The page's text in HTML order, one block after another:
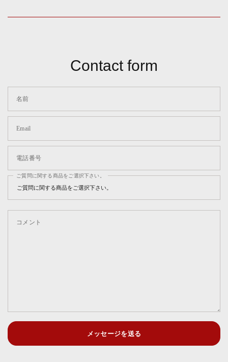
Contact form
名前
Email
電話番号
ご質問に関する商品をご選択下さい。
コメント
メッセージを送る